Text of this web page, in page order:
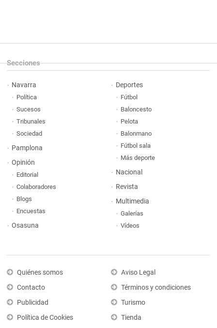
Secciones
Navarra
Política
Sucesos
Tribunales
Sociedad
Pamplona
Opinión
Editorial
Colaboradores
Blogs
Encuestas
Osasuna
Deportes
Fútbol
Baloncesto
Pelota
Balonmano
Fútbol sala
Más deporte
Nacional
Revista
Multimedia
Galerías
Vídeos
Quiénes somos
Contacto
Publicidad
Política de Cookies
Aviso Legal
Términos y condiciones
Turismo
Tienda